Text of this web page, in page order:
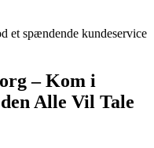
et spændende kundeservice
– Kom i
Alle Vil Tale